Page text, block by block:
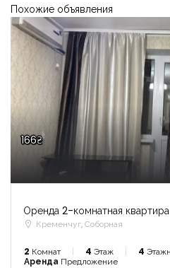
Похожие объявления
166₴
Оренда 2-комнатная квартира
Кременчуг, Соборная
2 Комнат 4 Этаж 4
Аренда Предложение